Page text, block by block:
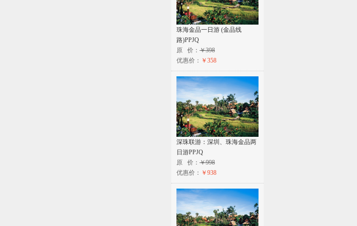
珠海金品一日游 (金品线
路)PPJQ
原 价： ￥398
优惠价： ￥358
深珠联游：深圳、珠海金品两
日游PPJQ
原 价： ￥998
优惠价： ￥938